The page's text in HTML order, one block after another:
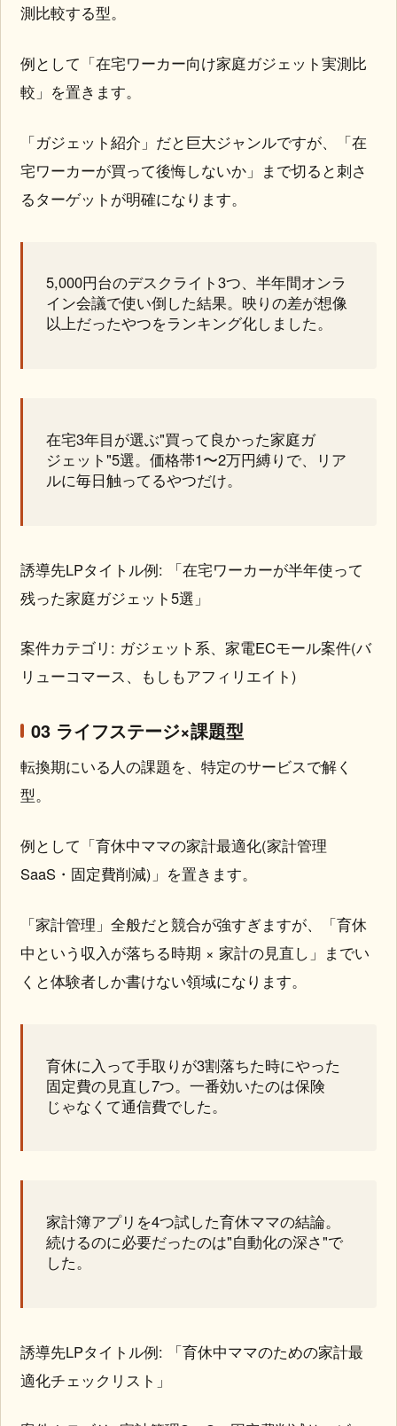
測比較する型。
例として「在宅ワーカー向け家庭ガジェット実測比
較」を置きます。
「ガジェット紹介」だと巨大ジャンルですが、「在
宅ワーカーが買って後悔しないか」まで切ると刺さ
るターゲットが明確になります。
5,000円台のデスクライト3つ、半年間オンラ
イン会議で使い倒した結果。映りの差が想像
以上だったやつをランキング化しました。
在宅3年目が選ぶ"買って良かった家庭ガ
ジェット"5選。価格帯1〜2万円縛りで、リア
ルに毎日触ってるやつだけ。
誘導先LPタイトル例: 「在宅ワーカーが半年使って
残った家庭ガジェット5選」
案件カテゴリ: ガジェット系、家電ECモール案件(バ
リューコマース、もしもアフィリエイト)
03 ライフステージ×課題型
転換期にいる人の課題を、特定のサービスで解く
型。
例として「育休中ママの家計最適化(家計管理
SaaS・固定費削減)」を置きます。
「家計管理」全般だと競合が強すぎますが、「育休
中という収入が落ちる時期 × 家計の見直し」までい
くと体験者しか書けない領域になります。
育休に入って手取りが3割落ちた時にやった
固定費の見直し7つ。一番効いたのは保険
じゃなくて通信費でした。
家計簿アプリを4つ試した育休ママの結論。
続けるのに必要だったのは"自動化の深さ"で
した。
誘導先LPタイトル例: 「育休中ママのための家計最
適化チェックリスト」